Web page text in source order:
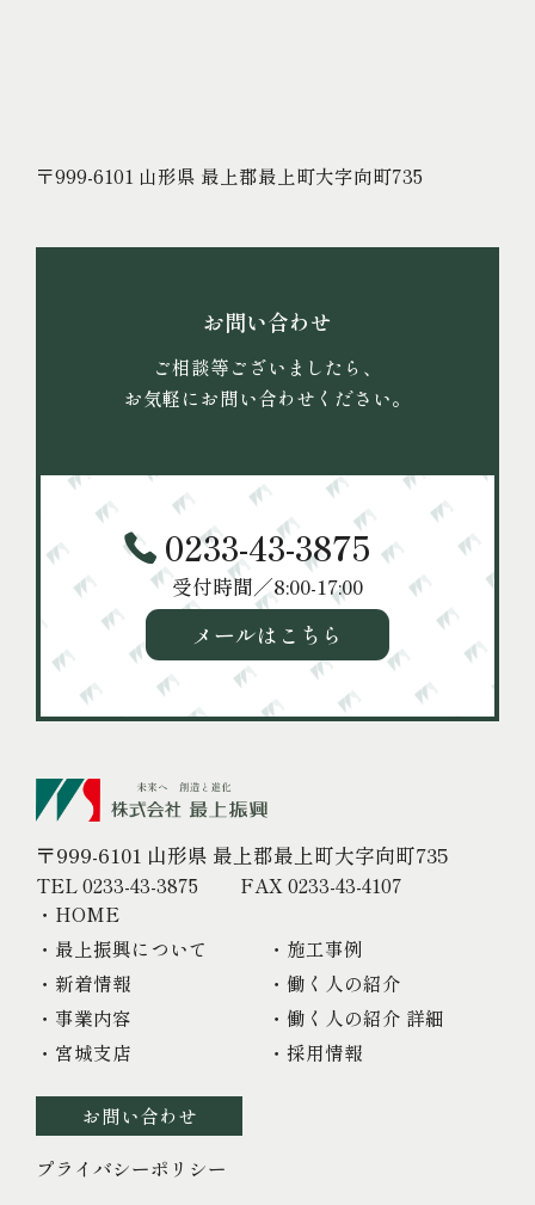
〒999-6101 山形県 最上郡最上町大字向町735
お問い合わせ
ご相談等ございましたら、
お気軽にお問い合わせください。
0233-43-3875
受付時間／8:00-17:00
メールはこちら
〒999-6101 山形県 最上郡最上町大字向町735
TEL 0233-43-3875
FAX 0233-43-4107
・HOME
・最上振興について
・新着情報
・事業内容
・宮城支店
・施工事例
・働く人の紹介
・働く人の紹介 詳細
・採用情報
お問い合わせ
プライバシーポリシー